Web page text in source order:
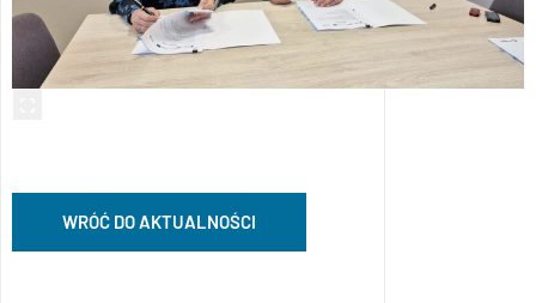
WRÓĆ DO AKTUALNOŚCI